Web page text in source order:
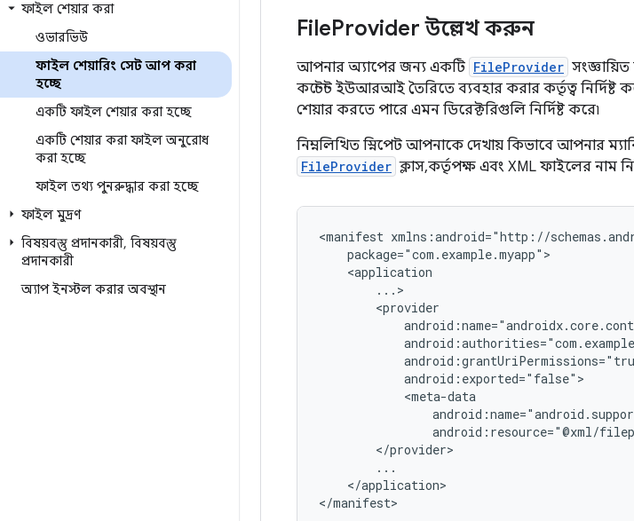
ফাইল শেয়ার করা
ওভারভিউ
ফাইল শেয়ারিং সেট আপ করা
হচ্ছে
একটি ফাইল শেয়ার করা হচ্ছে
একটি শেয়ার করা ফাইল অনুরোধ
করা হচ্ছে
ফাইল তথ্য পুনরুদ্ধার করা হচ্ছে
ফাইল মুদ্রণ
বিষয়বস্তু প্রদানকারী, বিষয়বস্তু
প্রদানকারী
অ্যাপ ইনস্টল করার অবস্থান
FileProvider উল্লেখ করুন
আপনার অ্যাপের জন্য একটি FileProvider
কন্টেন্ট ইউআরআই তৈরিতে ব্যবহার করার কর্তৃত্ব
শেয়ার করতে পারে এমন ডিরেক্টরিগুলি নির্দিষ্ট করে৷
নিম্নলিখিত স্নিপেট আপনাকে দেখায় কিভাবে আপনার
FileProvider ক্লাস, কর্তৃপক্ষ এবং XML ফাইলের নাম
<manifest
android:resource="@xml/
</application>
</manifest>